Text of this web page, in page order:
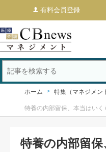
有料会員登録
ホーム 特集（マネジメン
特養の内部留保、本当はいく
特養の内部留